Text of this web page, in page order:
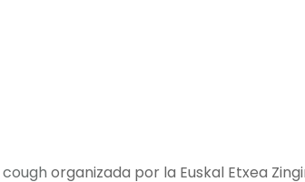
cough organizada por la Euskal Etxea